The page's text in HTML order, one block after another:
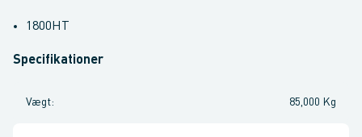
1800HT
Specifikationer
Vægt: 85,000 Kg